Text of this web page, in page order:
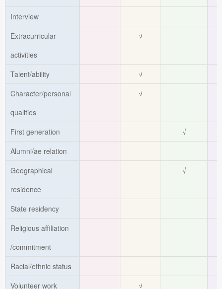
Interview
Extracurricular
activities
√
Talent/ability
√
Character/personal
qualities
√
First generation
√
Alumni/ae relation
Geographical
residence
√
State residency
Religious affiliation
/commitment
Racial/ethnic status
Volunteer work
√